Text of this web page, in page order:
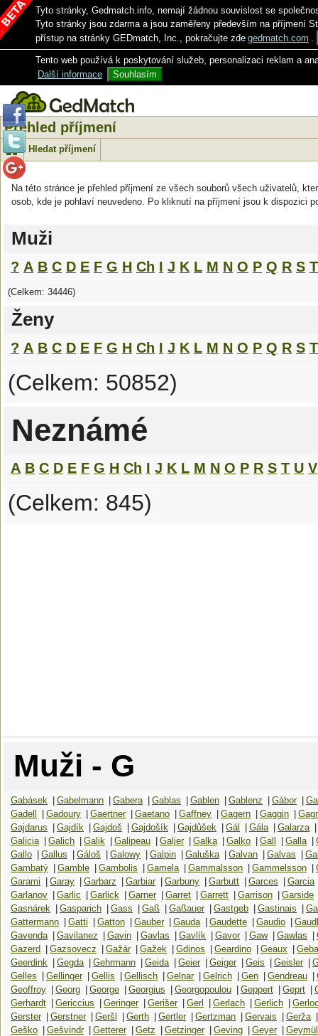
Tyto stránky, Gedmatch.info, nemají žádnou souvislost se
Tyto stránky jsou zdarma a jsou zaměřeny především na příjmení
přístup na stránky GEDmatch, Inc., pokračujte zde gedmatch.com .
Tento web používá k poskytování služeb, personalizaci reklam a
Další informace
Souhlasím
Přehled příjmení
Hledat příjmení
Na této stránce je přehled příjmení ze všech souborů všech uživatelů,
osob, kde je pohlaví neuvedeno. Po kliknutí na příjmení jsou k dispozici
Muži
? A B C D E F G H Ch I J K L M N O P Q R S T
(Celkem: 34446)
Ženy
? A B C D E F G H Ch I J K L M N O P Q R S T
(Celkem: 50852)
Neznámé
A B C D E F G H Ch I J K L M N O P R S T U V
(Celkem: 845)
Muži - G
Gabásek | Gabelmann | Gabera | Gablas | Gablen | Gablenz | Gábor |
Gadell | Gadoury | Gaertner | Gaetano | Gaffney | Gagern | Gaggin |
Gajdarus | Gajdík | Gajdoš | Gajdošík | Gajdůšek | Gál | Gála | Galarza |
Galicia | Galich | Galik | Galipeau | Galjer | Galka | Galko | Gall | Galla |
Gallo | Gallus | Gáloš | Galowy | Galpin | Galuška | Galvan | Galvas |
Gambatý | Gamble | Gambolis | Gamela | Gammalsson | Gammelsson |
Garami | Garay | Garbarz | Garbiar | Garbuny | Garbutt | Garces | Garcia
Garlanov | Garlic | Garlick | Garner | Garret | Garrett | Garrison | Garside
Gasnárek | Gasparich | Gass | Gaß | Gaßauer | Gastgeb | Gastinais |
Gattermann | Gatti | Gatton | Gauber | Gauda | Gaudette | Gaudio | Gaudl
Gavenda | Gavilanez | Gavin | Gavlas | Gavlík | Gavor | Gaw | Gawlas |
Gazerd | Gazsovecz | Gažár | Gažek | Gdinos | Geardino | Geaux |
Geerdink | Gegda | Gehrmann | Geida | Geier | Geiger | Geis | Geisler |
Gelles | Gellinger | Gellis | Gellisch | Gelnar | Gelrich | Gen | Gendreau |
Geoffroy | Georg | George | Georgius | Georgopoulou | Geppert | Geprt |
Gerhardt | Gericcius | Geringer | Gerišer | Gerl | Gerlach | Gerlich |
Gerster | Gerstner | Geršl | Gerth | Gertler | Gertzman | Gervais | Gerža |
Geško | Gešvindr | Getterer | Getz | Getzinger | Geving | Geyer |